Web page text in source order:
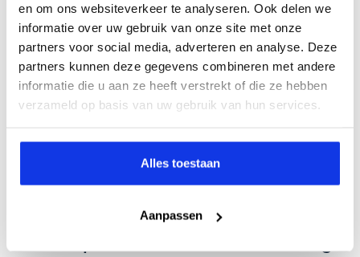
en om ons websiteverkeer te analyseren. Ook delen we
informatie over uw gebruik van onze site met onze
partners voor social media, adverteren en analyse. Deze
partners kunnen deze gegevens combineren met andere
informatie die u aan ze heeft verstrekt of die ze hebben
verzameld op basis van uw gebruik van hun services.
Alles toestaan
Aanpassen
Garantie voorwaarden van Auto
Smeeing
Op al onze auto's zijn onze garantievoorwaarden van
toepassing. Hierin staat onder andere aangegeven hoe
garantie hebt.
Onze garantie voorwaarden